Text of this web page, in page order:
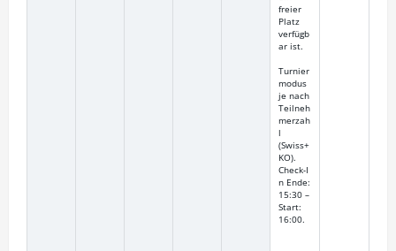
freier
Platz
verfügb
ar ist.
Turnier
modus
je nach
Teilneh
merzah
l
(Swiss+
KO).
Check‑I
n Ende:
15:30 –
Start:
16:00.